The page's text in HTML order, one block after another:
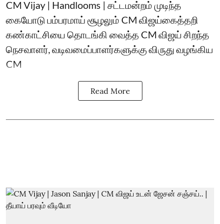
CM Vijay | Handlooms | சட்டமன்றம் முடிந்த
கையோடு பம்பரமாய் சூழலும் CM விஜய்கைத்தறி
கண்காட்சியை தொடங்கி வைத்த CM விஜய் சிறந்த
நெசவாளர், வடிவமைப்பாளர்களுக்கு விருது வழங்கிய
CM
Read More